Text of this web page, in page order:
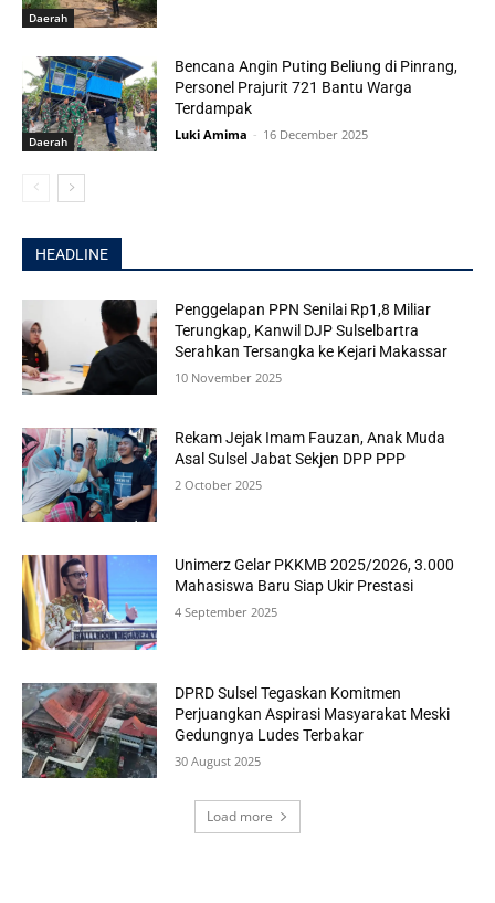
Daerah
Daerah
Bencana Angin Puting Beliung di Pinrang,
Personel Prajurit 721 Bantu Warga
Terdampak
Luki Amima - 16 December 2025
HEADLINE
Penggelapan PPN Senilai Rp1,8 Miliar
Terungkap, Kanwil DJP Sulselbartra
Serahkan Tersangka ke Kejari Makassar
10 November 2025
Rekam Jejak Imam Fauzan, Anak Muda
Asal Sulsel Jabat Sekjen DPP PPP
2 October 2025
Unimerz Gelar PKKMB 2025/2026, 3.000
Mahasiswa Baru Siap Ukir Prestasi
4 September 2025
DPRD Sulsel Tegaskan Komitmen
Perjuangkan Aspirasi Masyarakat Meski
Gedungnya Ludes Terbakar
30 August 2025
Load more